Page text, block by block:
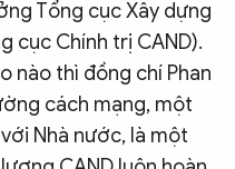
Tổng cục Xây dựng
cục Chính trị CAND).
nào thì đồng chí Phan
cách mạng, một
Nhà nước, là một